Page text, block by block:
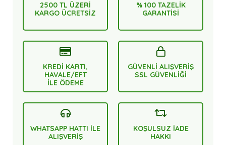
2500 TL ÜZERİ
KARGO ÜCRETSİZ
% 100 TAZELİK
GARANTİSİ
KREDİ KARTI,
HAVALE/EFT
İLE ÖDEME
GÜVENLİ ALIŞVERİŞ
SSL GÜVENLİĞİ
WHATSAPP HATTI İLE
ALIŞVERİŞ
KOŞULSUZ İADE
HAKKI